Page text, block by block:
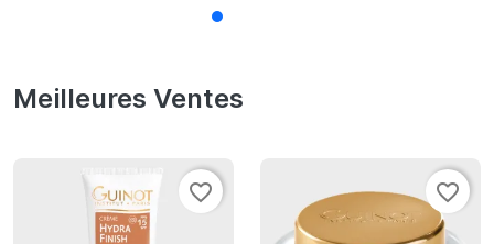
Meilleures Ventes
favorite_border favorite_border